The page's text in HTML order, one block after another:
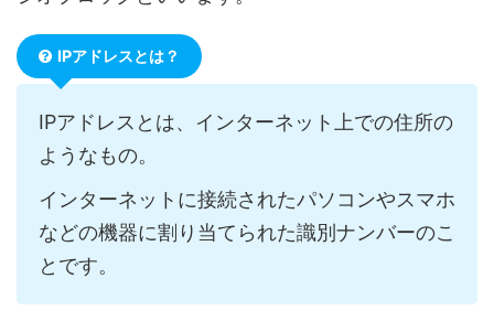
IPアドレスとは？
IPアドレスとは、インターネット上での住所の
ようなもの。
インターネットに接続されたパソコンやスマホ
などの機器に割り当てられた識別ナンバーのこ
とです。